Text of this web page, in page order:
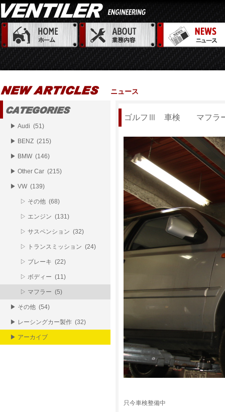
ニュース
ゴルフⅢ 車検 マフラ
只今車検整備中
▶ Audi (51)
▶ BENZ (215)
▶ BMW (146)
▶ Other Car (215)
▶ VW (139)
▷ その他 (68)
▷ エンジン (131)
▷ サスペンション (32)
▷ トランスミッション (24)
▷ ブレーキ (22)
▷ ボディー (11)
▷ マフラー (5)
▶ その他 (54)
▶ レーシングカー製作 (32)
▶ アーカイブ